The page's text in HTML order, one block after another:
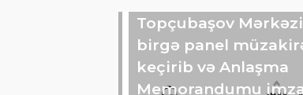
Topçubaşov
birgə panel
keçirib və Anlaşma
Memorandumu